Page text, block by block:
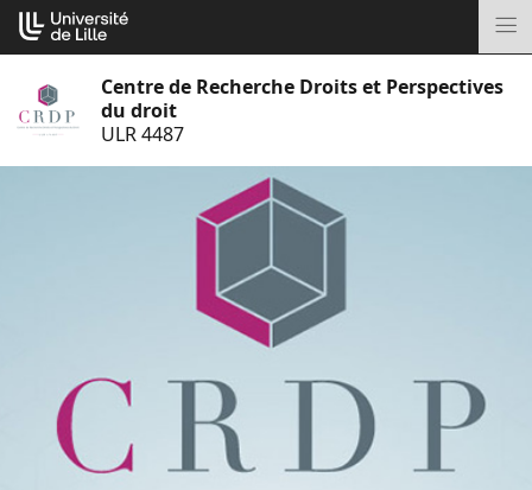
Aller
au
Centre de Recherche Droits et Perspectives
du droit
ULR 4487
Cookies management panel